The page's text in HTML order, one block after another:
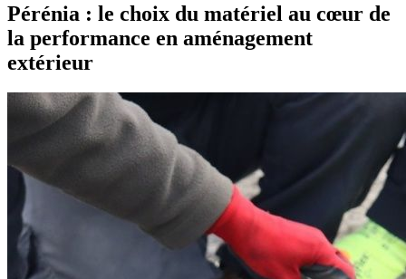
Pérénia : le choix du matériel au cœur de
la performance en aménagement
extérieur